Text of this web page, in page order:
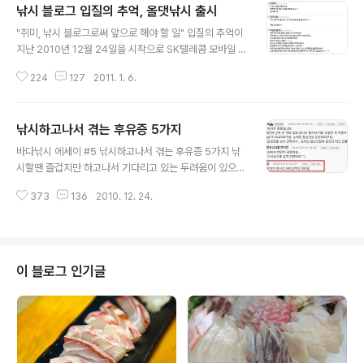
낚시 블로그 입질의 추억, 올댓낚시 출시
"취미, 낚시 블로그로써 앞으로 해야 할 일" 입질의 추억이
지난 2010년 12월 24일을 시작으로 SK텔레콤 모바일 서
로 아이폰을 제외한 거의 대부분의 스마트폰으로 티스토어
이 많은 분들에게 참고되시기 바라구요. 아울러 2011년은
낚시인들에게 실질 적인 도움이 될 수 있는 보다 전문적인
내용으로 꾸준히 업데이트가 이뤄질 예정입니다. 많이 다
낚시 블로그에 대한 이야기랍니다. (낚시 블로그 어째 어감
224 127 2011. 1. 6.
낚시하고나서 겪는 후유증 5가지
바다낚시 에세이 #5 낚시하고나서 겪는 후유증 5가지 낚
시할땐 즐겁지만 하고나서 기다리고 있는 두려움이 있으니
계획했던 포스팅은 이 글이 아닌데 낚시를 다녀온 후 어제
를 시작해 볼께요. 1. 낚시인의 최대 적은 졸음운전! 항상 누
누히 강조하지만 졸음운전, 이거 정말 위험하다는건 다 아
는 사실! 그런데 낚시인의 특성상 졸음운전의 위협에서 벗
어날 수가 없습니다. 낚시를 해보신 분들은 잘 아시겠지만
하루중 고기가 가장 잘 잡히는 시간대가 새벽 동틀무렵부
터 오전 8시까지인데요. 이 시간..
373 136 2010. 12. 24.
이 블로그 인기글